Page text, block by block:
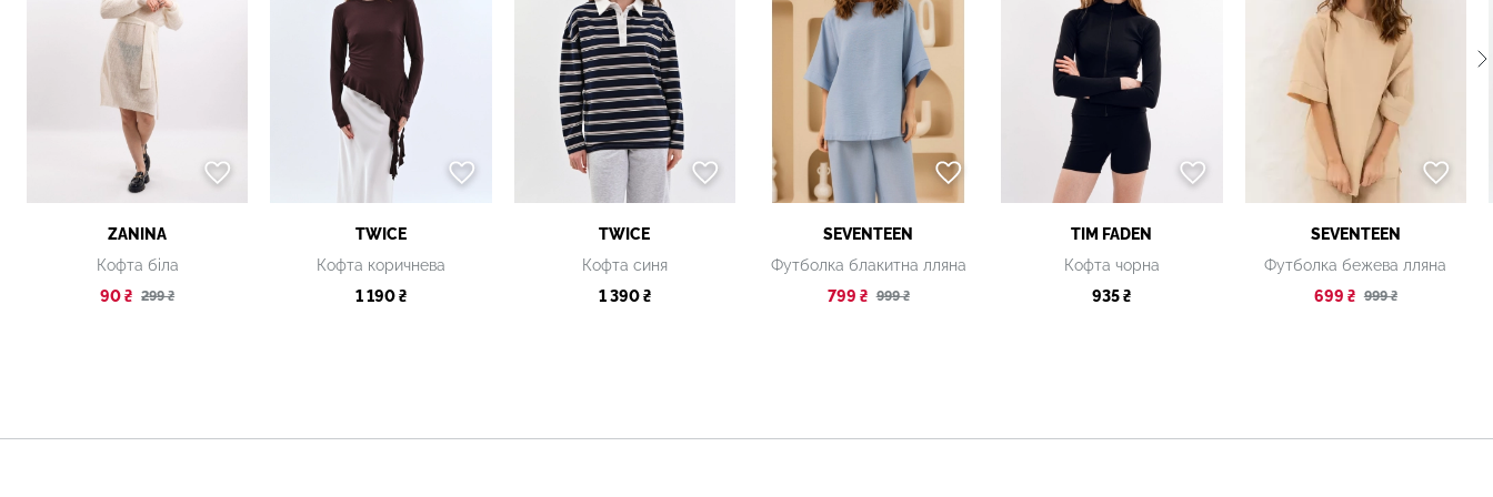
ZANINA
Кофта біла
90 ₴ 299 ₴
TWICE
Кофта коричнева
1 190 ₴
TWICE
Кофта синя
1 390 ₴
SEVENTEEN
Футболка блакитна лляна
799 ₴ 999 ₴
TIM FADEN
Кофта чорна
935 ₴
SEVENTEEN
Футболка бежева лляна
699 ₴ 999 ₴